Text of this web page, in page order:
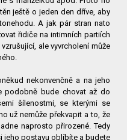
ještě o jeden den dříve, aby
A jak pár stran nato
řidiče na intimních partiích
ale vyvrcholení může
nekonvenčně a na jeho
podobně bude chovat až do
šílenostmi, se kterými se
už nemůže překvapit a to, že
naprosto přirozené. Tedy
jeho postavu oblíbíte a budete